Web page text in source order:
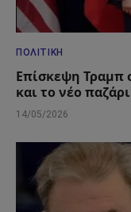
ΠΟΛΙΤΙΚΉ
Επίσκεψη Τραμπ
και το νέο
14/05/2026